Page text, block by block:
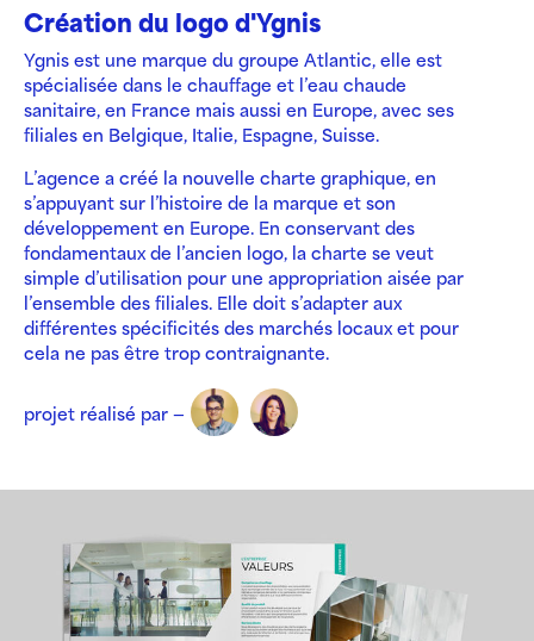
Création du logo d'Ygnis
Ygnis est une marque du groupe Atlantic, elle est
spécialisée dans le chauffage et l’eau chaude
sanitaire, en France mais aussi en Europe, avec ses
filiales en Belgique, Italie, Espagne, Suisse.
L’agence a créé la nouvelle charte graphique, en
s’appuyant sur l’histoire de la marque et son
développement en Europe. En conservant des
fondamentaux de l’ancien logo, la charte se veut
simple d’utilisation pour une appropriation aisée par
l’ensemble des filiales. Elle doit s’adapter aux
différentes spécificités des marchés locaux et pour
cela ne pas être trop contraignante.
projet réalisé par —